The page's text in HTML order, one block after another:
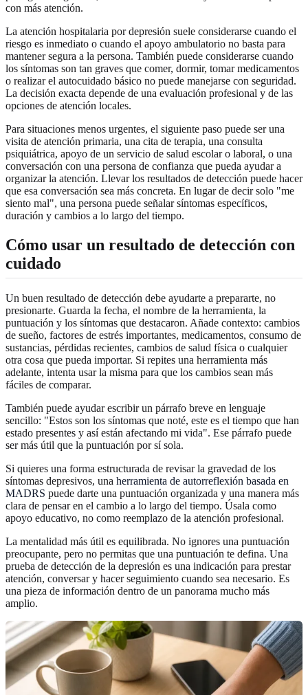
con más atención.
La atención hospitalaria por depresión suele considerarse cuando el
riesgo es inmediato o cuando el apoyo ambulatorio no basta para
mantener segura a la persona. También puede considerarse cuando
los síntomas son tan graves que comer, dormir, tomar medicamentos
o realizar el autocuidado básico no puede manejarse con seguridad.
La decisión exacta depende de una evaluación profesional y de las
opciones de atención locales.
Para situaciones menos urgentes, el siguiente paso puede ser una
visita de atención primaria, una cita de terapia, una consulta
psiquiátrica, apoyo de un servicio de salud escolar o laboral, o una
conversación con una persona de confianza que pueda ayudar a
organizar la atención. Llevar los resultados de detección puede hacer
que esa conversación sea más concreta. En lugar de decir solo "me
siento mal", una persona puede señalar síntomas específicos,
duración y cambios a lo largo del tiempo.
Cómo usar un resultado de detección con
cuidado
Un buen resultado de detección debe ayudarte a prepararte, no
presionarte. Guarda la fecha, el nombre de la herramienta, la
puntuación y los síntomas que destacaron. Añade contexto: cambios
de sueño, factores de estrés importantes, medicamentos, consumo de
sustancias, pérdidas recientes, cambios de salud física o cualquier
otra cosa que pueda importar. Si repites una herramienta más
adelante, intenta usar la misma para que los cambios sean más
fáciles de comparar.
También puede ayudar escribir un párrafo breve en lenguaje
sencillo: "Estos son los síntomas que noté, este es el tiempo que han
estado presentes y así están afectando mi vida". Ese párrafo puede
ser más útil que la puntuación por sí sola.
Si quieres una forma estructurada de revisar la gravedad de los
síntomas depresivos, una herramienta de autorreflexión basada en
MADRS puede darte una puntuación organizada y una manera más
clara de pensar en el cambio a lo largo del tiempo. Úsala como
apoyo educativo, no como reemplazo de la atención profesional.
La mentalidad más útil es equilibrada. No ignores una puntuación
preocupante, pero no permitas que una puntuación te defina. Una
prueba de detección de la depresión es una indicación para prestar
atención, conversar y hacer seguimiento cuando sea necesario. Es
una pieza de información dentro de un panorama mucho más
amplio.